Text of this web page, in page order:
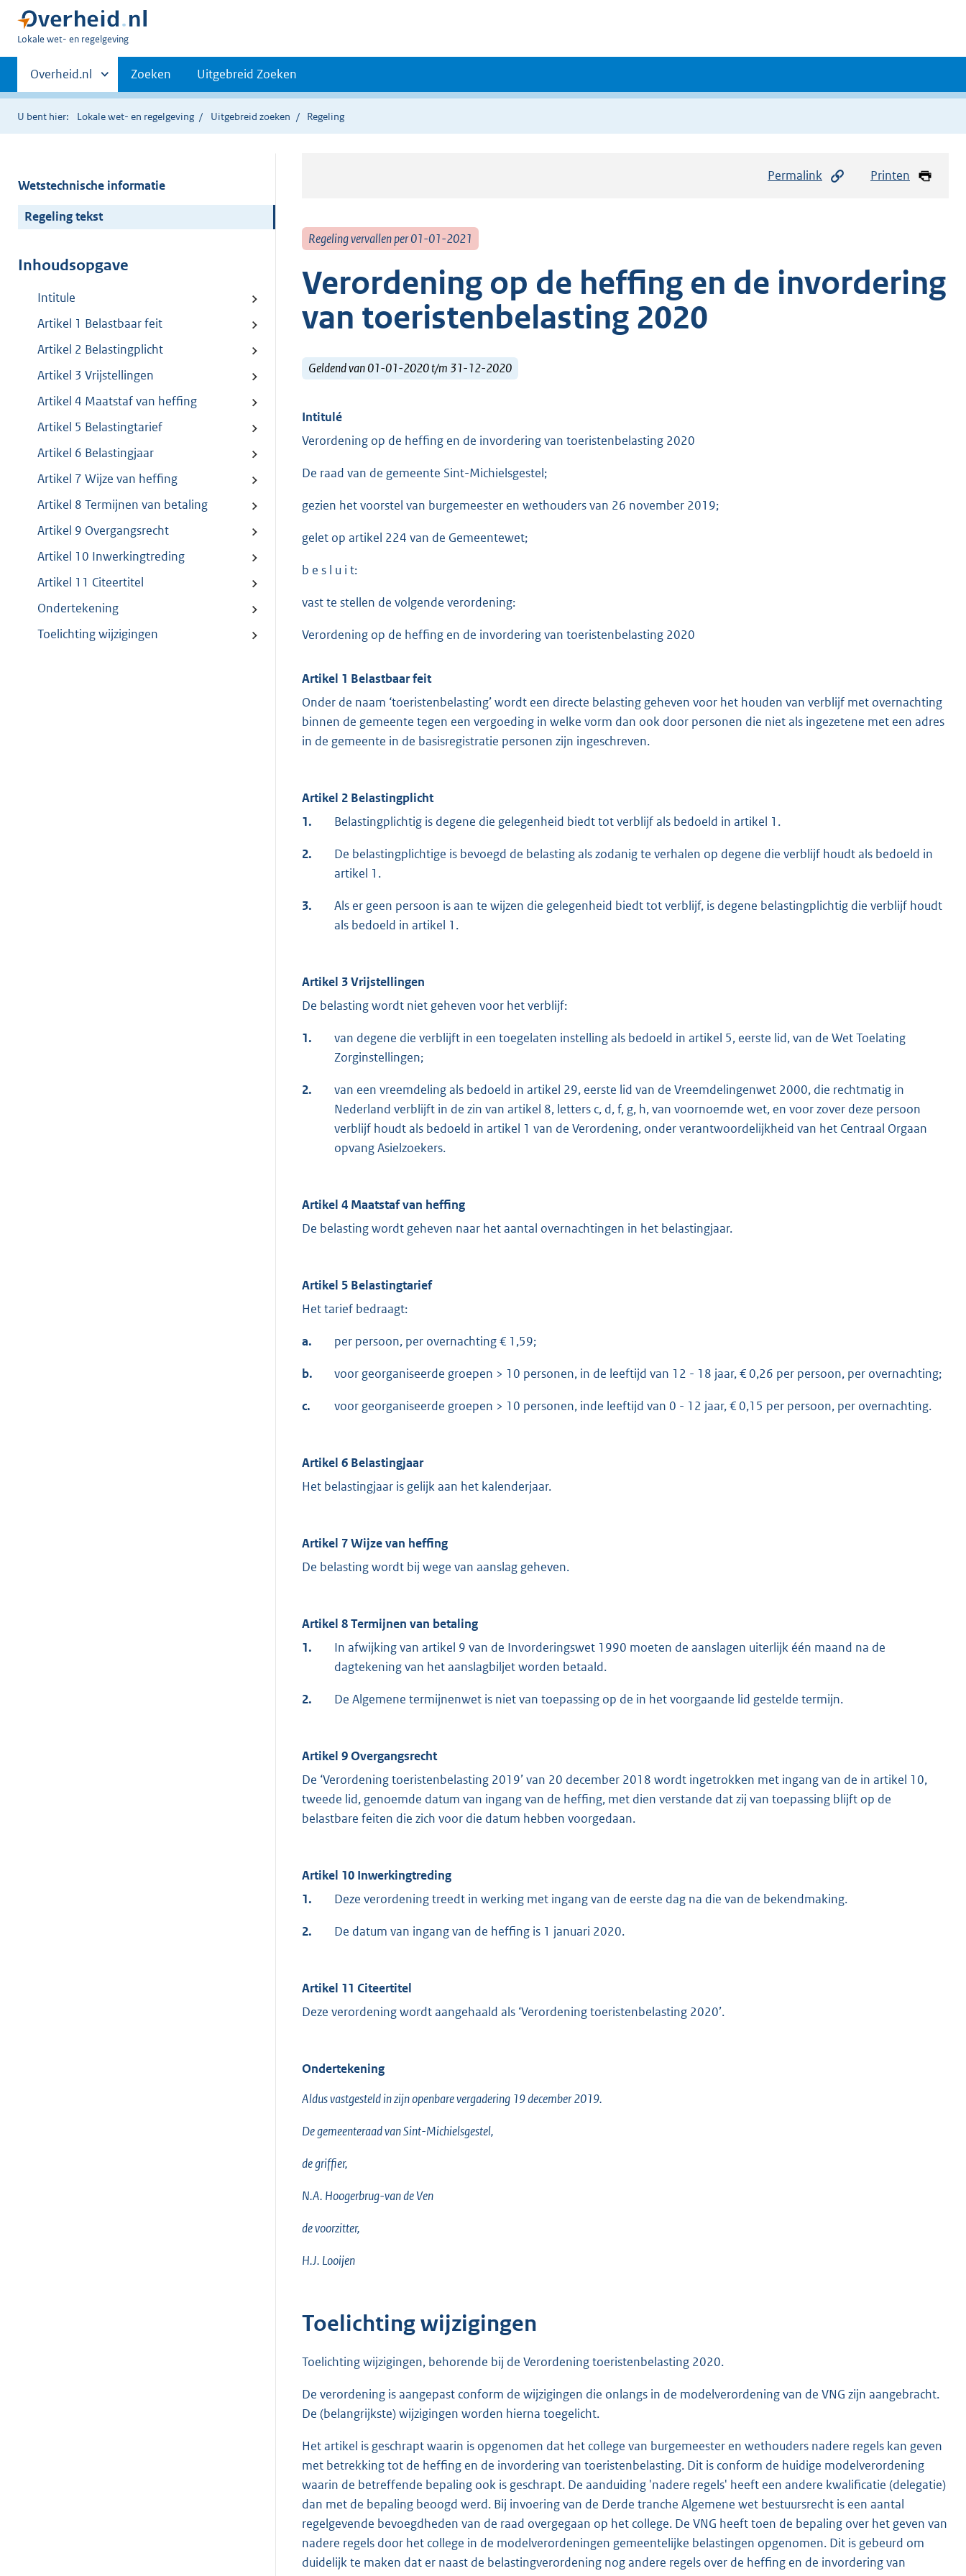
U
hier:
Lokale wet- en regelgeving
Primaire
navigatie
Andere
sites
binnen
Overheid.nl Zoeken Uitgebreid Zoeken
U bent hier: Lokale wet- en regelgeving Uitgebreid zoeken Regeling
Wetstechnische informatie
Regeling tekst
Inhoudsopgave
Intitule
Artikel 1 Belastbaar feit
Artikel 2 Belastingplicht
Artikel 3 Vrijstellingen
Artikel 4 Maatstaf van heffing
Artikel 5 Belastingtarief
Artikel 6 Belastingjaar
Artikel 7 Wijze van heffing
Artikel 8 Termijnen van betaling
Artikel 9 Overgangsrecht
Artikel 10 Inwerkingtreding
Artikel 11 Citeertitel
Ondertekening
Toelichting wijzigingen
Permalink Printen
Regeling vervallen per 01-01-2021
Verordening op de heffing en de invordering
van toeristenbelasting 2020
Geldend van 01-01-2020 t/m 31-12-2020
Intitulé
Verordening op de heffing en de invordering van toeristenbelasting 2020
De raad van de gemeente Sint-Michielsgestel;
gezien het voorstel van burgemeester en wethouders van 26 november 2019;
gelet op artikel 224 van de Gemeentewet;
b e s l u i t:
vast te stellen de volgende verordening:
Verordening op de heffing en de invordering van toeristenbelasting 2020
Artikel 1 Belastbaar feit
Onder de naam ‘toeristenbelasting’ wordt een directe belasting geheven voor het houden van verblijf met overnachting
binnen de gemeente tegen een vergoeding in welke vorm dan ook door personen die niet als ingezetene met een adres
in de gemeente in de basisregistratie personen zijn ingeschreven.
Artikel 2 Belastingplicht
1.
Belastingplichtig is degene die gelegenheid biedt tot verblijf als bedoeld in artikel 1.
2.
De belastingplichtige is bevoegd de belasting als zodanig te verhalen op degene die verblijf houdt als bedoeld in
artikel 1.
3.
Als er geen persoon is aan te wijzen die gelegenheid biedt tot verblijf, is degene belastingplichtig die verblijf houdt
als bedoeld in artikel 1.
Artikel 3 Vrijstellingen
De belasting wordt niet geheven voor het verblijf:
1.
van degene die verblijft in een toegelaten instelling als bedoeld in artikel 5, eerste lid, van de Wet Toelating
Zorginstellingen;
2.
van een vreemdeling als bedoeld in artikel 29, eerste lid van de Vreemdelingenwet 2000, die rechtmatig in
Nederland verblijft in de zin van artikel 8, letters c, d, f, g, h, van voornoemde wet, en voor zover deze persoon
verblijf houdt als bedoeld in artikel 1 van de Verordening, onder verantwoordelijkheid van het Centraal Orgaan
opvang Asielzoekers.
Artikel 4 Maatstaf van heffing
De belasting wordt geheven naar het aantal overnachtingen in het belastingjaar.
Artikel 5 Belastingtarief
Het tarief bedraagt:
a. per persoon, per overnachting € 1,59;
b. voor georganiseerde groepen > 10 personen, in de leeftijd van 12 - 18 jaar, € 0,26 per persoon, per overnachting;
c. voor georganiseerde groepen > 10 personen, inde leeftijd van 0 - 12 jaar, € 0,15 per persoon, per overnachting.
Artikel 6 Belastingjaar
Het belastingjaar is gelijk aan het kalenderjaar.
Artikel 7 Wijze van heffing
De belasting wordt bij wege van aanslag geheven.
Artikel 8 Termijnen van betaling
1.
In afwijking van artikel 9 van de Invorderingswet 1990 moeten de aanslagen uiterlijk één maand na de
dagtekening van het aanslagbiljet worden betaald.
2. De Algemene termijnenwet is niet van toepassing op de in het voorgaande lid gestelde termijn.
Artikel 9 Overgangsrecht
De ‘Verordening toeristenbelasting 2019’ van 20 december 2018 wordt ingetrokken met ingang van de in artikel 10,
tweede lid, genoemde datum van ingang van de heffing, met dien verstande dat zij van toepassing blijft op de
belastbare feiten die zich voor die datum hebben voorgedaan.
Artikel 10 Inwerkingtreding
1.
Deze verordening treedt in werking met ingang van de eerste dag na die van de bekendmaking.
2. De datum van ingang van de heffing is 1 januari 2020.
Artikel 11 Citeertitel
Deze verordening wordt aangehaald als ‘Verordening toeristenbelasting 2020’.
Ondertekening
Aldus vastgesteld in zijn openbare vergadering 19 december 2019.
De gemeenteraad van Sint-Michielsgestel,
de griffier,
N.A. Hoogerbrug-van de Ven
de voorzitter,
H.J. Looijen
Toelichting wijzigingen
Toelichting wijzigingen, behorende bij de Verordening toeristenbelasting 2020.
De verordening is aangepast conform de wijzigingen die onlangs in de modelverordening van de VNG zijn aangebracht.
De (belangrijkste) wijzigingen worden hierna toegelicht.
Het artikel is geschrapt waarin is opgenomen dat het college van burgemeester en wethouders nadere regels kan geven
met betrekking tot de heffing en de invordering van toeristenbelasting. Dit is conform de huidige modelverordening
waarin de betreffende bepaling ook is geschrapt. De aanduiding 'nadere regels' heeft een andere kwalificatie (delegatie)
dan met de bepaling beoogd werd. Bij invoering van de Derde tranche Algemene wet bestuursrecht is een aantal
regelgevende bevoegdheden van de raad overgegaan op het college. De VNG heeft toen de bepaling over het geven van
nadere regels door het college in de modelverordeningen gemeentelijke belastingen opgenomen. Dit is gebeurd om
duidelijk te maken dat er naast de belastingverordening nog andere regels over de heffing en de invordering van